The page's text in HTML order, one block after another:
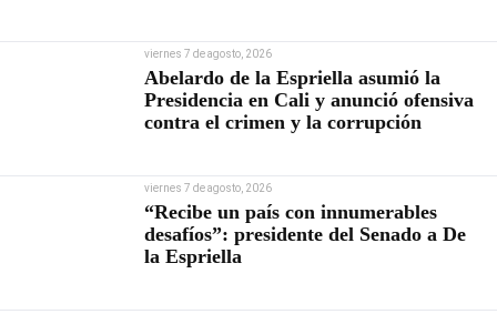
viernes 7 de agosto, 2026
Abelardo de la Espriella asumió la
Presidencia en Cali y anunció ofensiva
contra el crimen y la corrupción
viernes 7 de agosto, 2026
“Recibe un país con innumerables
desafíos”: presidente del Senado a De
la Espriella